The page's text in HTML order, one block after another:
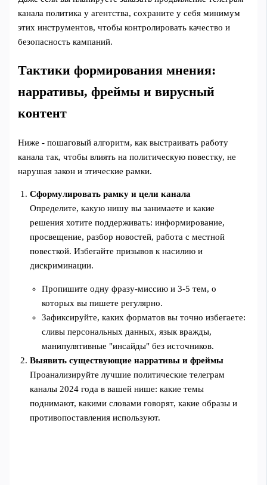
канала политика у агентства, сохраните у себя минимум
этих инструментов, чтобы контролировать качество и
безопасность кампаний.
Тактики формирования мнения:
нарративы, фреймы и вирусный
контент
Ниже - пошаговый алгоритм, как выстраивать работу
канала так, чтобы влиять на политическую повестку, не
нарушая закон и этические рамки.
Сформулировать рамку и цели канала
Определите, какую нишу вы занимаете и какие
решения хотите поддерживать: информирование,
просвещение, разбор новостей, работа с местной
повесткой. Избегайте призывов к насилию и
дискриминации.
Пропишите одну фразу‑миссию и 3-5 тем, о
которых вы пишете регулярно.
Зафиксируйте, каких форматов вы точно избегаете:
сливы персональных данных, язык вражды,
манипулятивные "инсайды" без источников.
Выявить существующие нарративы и фреймы
Проанализируйте лучшие политические телеграм
каналы 2024 года в вашей нише: какие темы
поднимают, какими словами говорят, какие образы и
противопоставления используют.